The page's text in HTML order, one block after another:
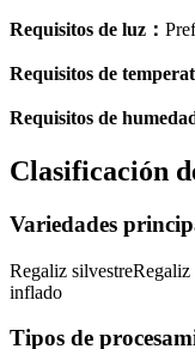
Requisitos de luz ：
Requisitos de
Requisitos de
Clasificación
Variedades
Regaliz silvestre
inflado
Tipos de